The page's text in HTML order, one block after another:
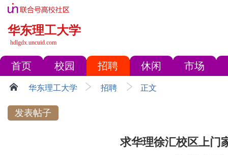
华东理工大学
hdlgdx.uncuid.com
首页 校园 招聘 休闲 市场
华东理工大学 招聘 正文
发表帖子
求华理徐汇校区上门